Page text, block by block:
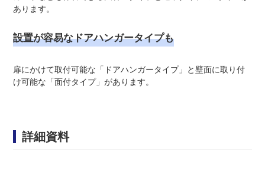
あります。
設置が容易なドアハンガータイプも
扉にかけて取付可能な「ドアハンガータイプ」と壁面に取り付
け可能な「面付タイプ」があります。
詳細資料